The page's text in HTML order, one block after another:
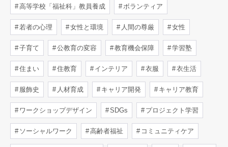
高等学校「福祉科」教員養成 ボランティア
若者の心理 女性と環境 人間の尊厳 女性
子育て 公教育の変容 教育機会保障 学習塾
住まい 住教育 インテリア 衣服 衣生活
服飾史 人材育成 キャリア開発 キャリア教育
ワークショップデザイン SDGs プロジェクト学習
ソーシャルワーク 高齢者福祉 コミュニティケア